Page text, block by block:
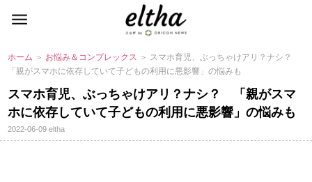
ホーム ＞ お悩み＆コンプレックス ＞ スマホ育児、ぶっちゃけアリ？ナシ？
「親がスマホに依存していて子どもの利用に悪影響」の悩みも
スマホ育児、ぶっちゃけアリ？ナシ？ 「親がスマ
ホに依存していて子どもの利用に悪影響」の悩みも
2022-06-09eltha